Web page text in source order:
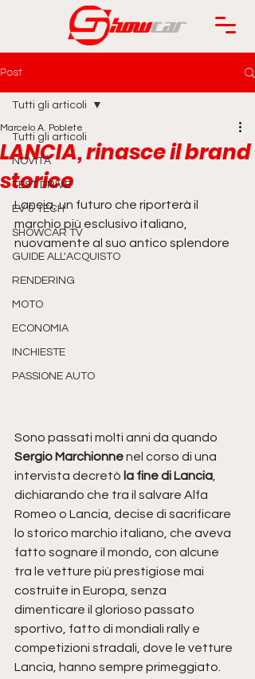
Post
Tutti gli articoli
NOVITÀ
TEST DRIVE
EV & TECH
SHOWCAR TV
GUIDE ALL'ACQUISTO
RENDERING
MOTO
ECONOMIA
INCHIESTE
PASSIONE AUTO
Tutti gli articoli
LANCIA, rinasce il brand
storico
Marcelo A. Poblete
Lancia, un futuro che riporterà il
marchio più esclusivo italiano,
nuovamente al suo antico splendore
Sono passati molti anni da quando
Sergio Marchionne nel corso di una
intervista decretò la fine di Lancia
dichiarando che tra il salvare Alfa
Romeo o Lancia, decise di sacrificare
lo storico marchio italiano, che aveva
fatto sognare il mondo, con alcune
tra le vetture più prestigiose mai
costruite in Europa, senza
dimenticare il glorioso passato
sportivo, fatto di mondiali rally e
competizioni stradali, dove le vetture
Lancia, hanno sempre primeggiato.